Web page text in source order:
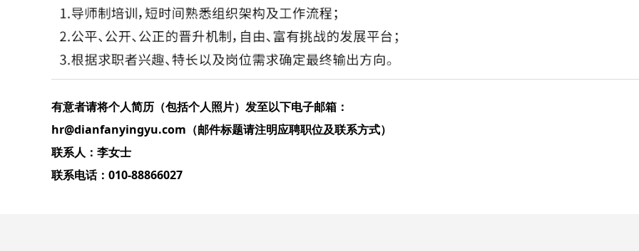
有意者请将个人简历（包括个人照片）发至以下电子邮箱：
hr@dianfanyingyu.com （邮件标题请注明应聘职位及联系方式）
联系人：李女士
联系电话：010-88866027